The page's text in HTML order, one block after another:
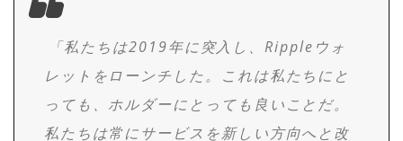
「私たちは2019年に突入し、Rippleウォ
レットをローンチした。これは私たちにと
っても、ホルダーにとっても良いことだ。
私たちは常にサービスを新しい方向へと改